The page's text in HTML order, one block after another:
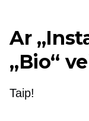
Ar
„Bio“
Taip!